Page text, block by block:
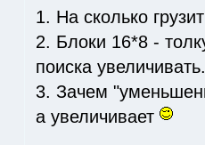
1. На сколько
2. Блоки 16*8 -
поиска увеличивать.
3. Зачем
а увеличивает